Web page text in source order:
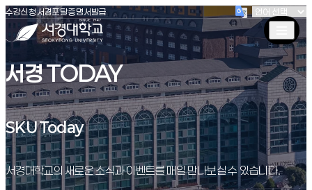
서경대학교
수강신청(새창 열림)
서경포탈(새창 열림)
증명서발급(새창 열림)
서경 TODAY
SKU Today
SKU Today
서경대학교의 새로운 소식과 이벤트를 매일 만나보실 수 있습니다.